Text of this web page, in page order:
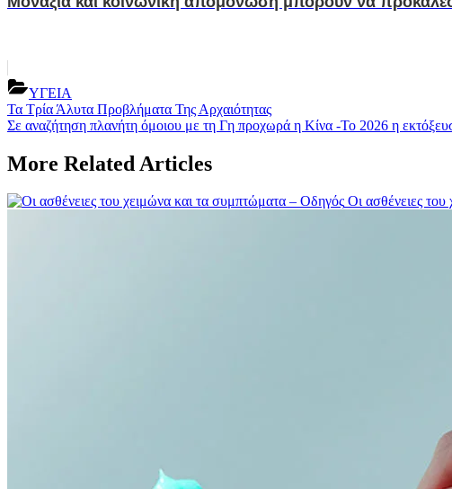
ΥΓΕΙΑ
Post
navigation
Previous
Post:
Τα Τρία Άλυτα Προβλήματα Της Αρχαιότητας
Next
Σε αναζήτηση πλανήτη όμοιου με τη Γη προχωρά η Κίνα -Το 2026 η
More Related Articles
Οι ασθένειες